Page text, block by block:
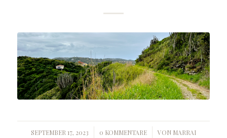
SEPTEMBER 17, 2023
/ 0 KOMMENTARE
/ VON MARRAI